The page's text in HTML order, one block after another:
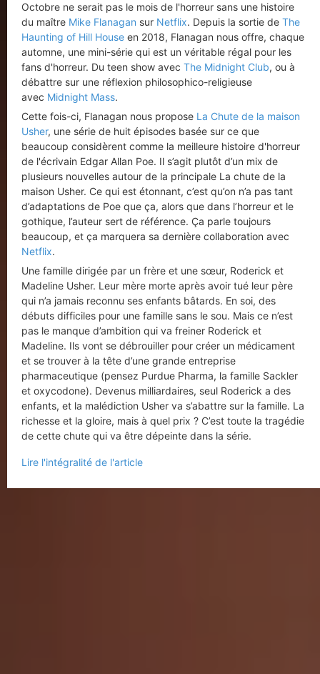
Octobre ne serait pas le mois de l'horreur sans une histoire
du maître Mike Flanagan sur Netflix. Depuis la sortie de The
Haunting of Hill House en 2018, Flanagan nous offre, chaque
automne, une mini-série qui est un véritable régal pour les
fans d'horreur. Du teen show avec The Midnight Club, ou à
débattre sur une réflexion philosophico-religieuse
avec Midnight Mass.
Cette fois-ci, Flanagan nous propose La Chute de la maison
Usher, une série de huit épisodes basée sur ce que
beaucoup considèrent comme la meilleure histoire d'horreur
de l'écrivain Edgar Allan Poe. Il s’agit plutôt d’un mix de
plusieurs nouvelles autour de la principale La chute de la
maison Usher. Ce qui est étonnant, c’est qu’on n’a pas tant
d’adaptations de Poe que ça, alors que dans l’horreur et le
gothique, l’auteur sert de référence. Ça parle toujours
beaucoup, et ça marquera sa dernière collaboration avec
Netflix.
Une famille dirigée par un frère et une sœur, Roderick et
Madeline Usher. Leur mère morte après avoir tué leur père
qui n’a jamais reconnu ses enfants bâtards. En soi, des
débuts difficiles pour une famille sans le sou. Mais ce n’est
pas le manque d’ambition qui va freiner Roderick et
Madeline. Ils vont se débrouiller pour créer un médicament
et se trouver à la tête d’une grande entreprise
pharmaceutique (pensez Purdue Pharma, la famille Sackler
et oxycodone). Devenus milliardaires, seul Roderick a des
enfants, et la malédiction Usher va s’abattre sur la famille. La
richesse et la gloire, mais à quel prix ? C’est toute la tragédie
de cette chute qui va être dépeinte dans la série.
Lire l'intégralité de l'article